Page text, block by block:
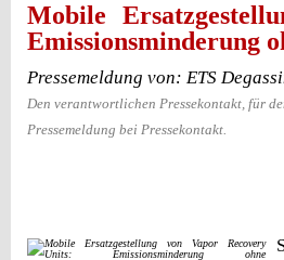
Mobile
Emissionsminderung
Pressemeldung von: ETS
Den verantwortlichen Pressekontakt, für
Pressemeldung bei Pressekontakt.